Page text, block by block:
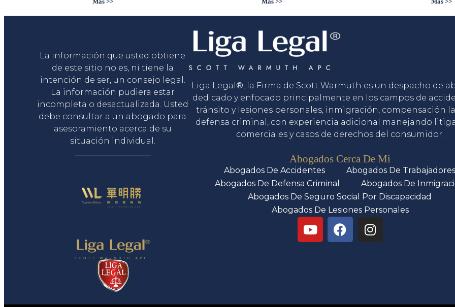
Más >> Más >> Más >>
La información que usted obtiene
de este sitio no es, ni tiene la
intención de ser, un consejo legal.
La información pudiera estar
incompleta o desactualizada. Usted
debe consultar a un abogado para
asesoramiento acerca de su
situación individual.
Liga Legal®, la Firma de Scott Warmuth es un despacho de
dedicado y enfocado principalmente en los campos de
tránsito y lesiones personales, inmigración, compensación
defensa criminal, con experiencia adicional manejando
comerciales y casos de derechos del consumidor.
Abogados Cerca De Mi
Abogados De Accidentes
Abogados De
Abogados De Defensa Criminal
Abogados De
Abogados De Seguro Social Por Discapacidad
Abogados De Lesiones Personales